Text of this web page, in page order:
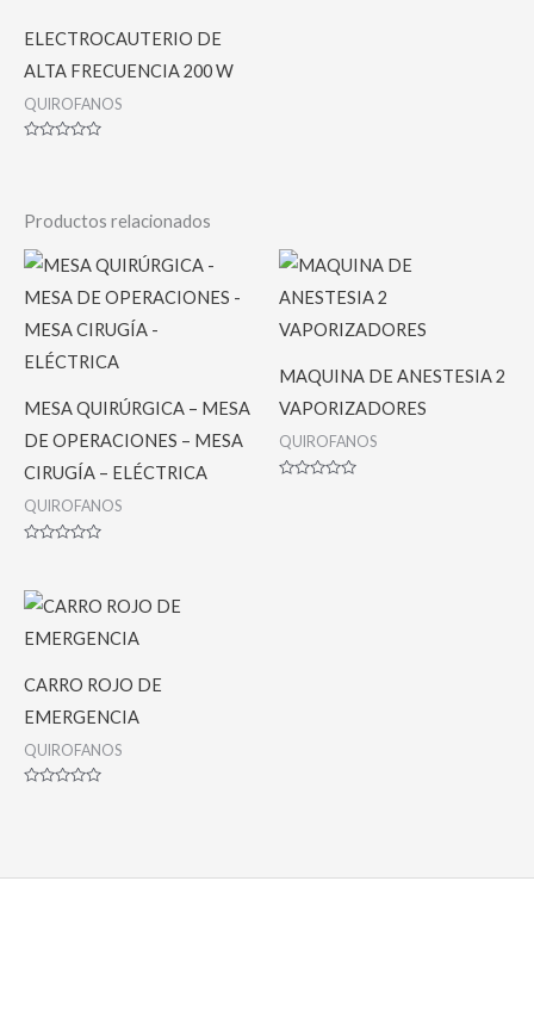
ELECTROCAUTERIO DE
ALTA FRECUENCIA 200 W
QUIROFANOS
Productos relacionados
MESA QUIRÚRGICA – MESA
DE OPERACIONES – MESA
CIRUGÍA – ELÉCTRICA
QUIROFANOS
de
5
MAQUINA DE ANESTESIA 2
VAPORIZADORES
QUIROFANOS
CARRO ROJO DE
EMERGENCIA
QUIROFANOS